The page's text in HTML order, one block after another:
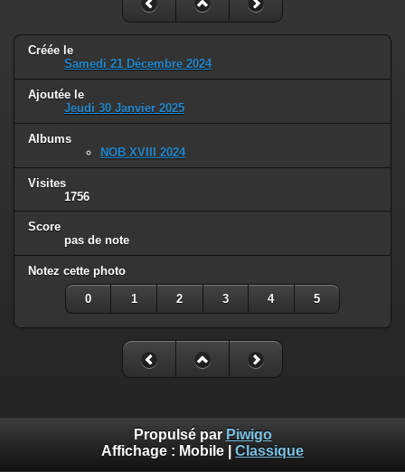
Créée le
Samedi 21 Décembre 2024
Ajoutée le
Jeudi 30 Janvier 2025
Albums
NOB XVIII 2024
Visites
1756
Score
pas de note
Notez cette photo
0 1 2 3 4 5
Propulsé par Piwigo
Affichage : Mobile Classique